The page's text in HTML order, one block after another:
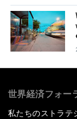
世界経済フォー
私たちのストラテ